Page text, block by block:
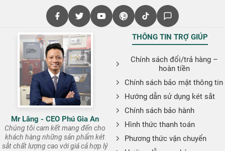
Mr Lăng - CEO Phú Gia An
Chúng tôi cam kết mang đến cho
khách hàng những sản phẩm két
sắt chất lượng cao với giá cả hợp lý
THÔNG TIN TRỢ GIÚP
Chính sách đổi/trả hàng –
hoàn tiền
Chính sách bảo mật thông tin
Hướng dẫn sử dụng két sắt
Chính sách bảo hành
Hình thức thanh toán
Phương thức vận chuyển